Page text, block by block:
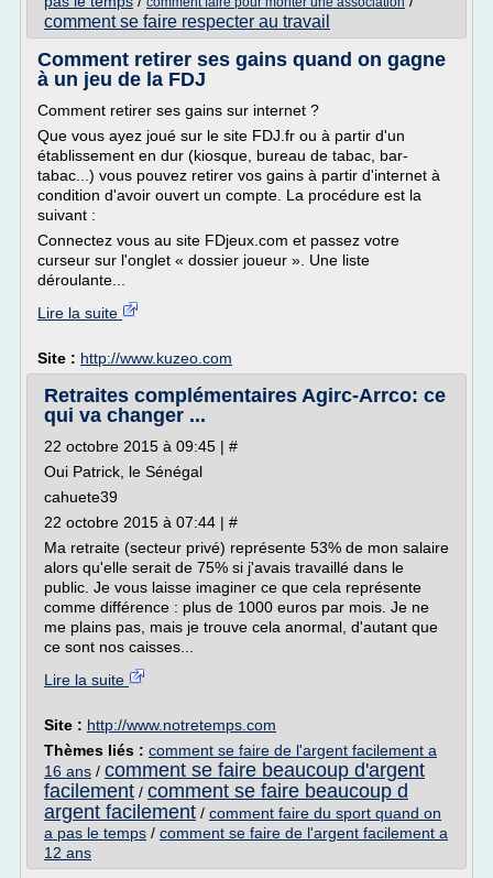
comment se faire respecter au travail
Comment retirer ses gains quand on gagne
à un jeu de la FDJ
Comment retirer ses gains sur internet ?
Que vous ayez joué sur le site FDJ.fr ou à partir d'un
établissement en dur (kiosque, bureau de tabac, bar-
tabac...) vous pouvez retirer vos gains à partir d'internet à
condition d'avoir ouvert un compte. La procédure est la
suivant :
Connectez vous au site FDjeux.com et passez votre
curseur sur l'onglet « dossier joueur ». Une liste
déroulante...
Lire la suite
Site : http://www.kuzeo.com
Retraites complémentaires Agirc-Arrco: ce
qui va changer ...
22 octobre 2015 à 09:45 | #
Oui Patrick, le Sénégal
cahuete39
22 octobre 2015 à 07:44 | #
Ma retraite (secteur privé) représente 53% de mon salaire
alors qu'elle serait de 75% si j'avais travaillé dans le
public. Je vous laisse imaginer ce que cela représente
comme différence : plus de 1000 euros par mois. Je ne
me plains pas, mais je trouve cela anormal, d'autant que
ce sont nos caisses...
Lire la suite
Site : http://www.notretemps.com
Thèmes liés : comment se faire de l'argent facilement a
16 ans / comment se faire beaucoup d'argent
facilement / comment se faire beaucoup d
argent facilement / comment faire du sport quand on
a pas le temps / comment se faire de l'argent facilement a
12 ans